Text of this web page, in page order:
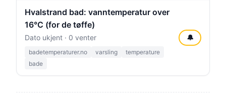
Hvalstrand bad: vanntemperatur over
16°C (for de tøffe)
Dato ukjent · 0 venter
badetemperaturer.no varsling
temperature
bade
🔔